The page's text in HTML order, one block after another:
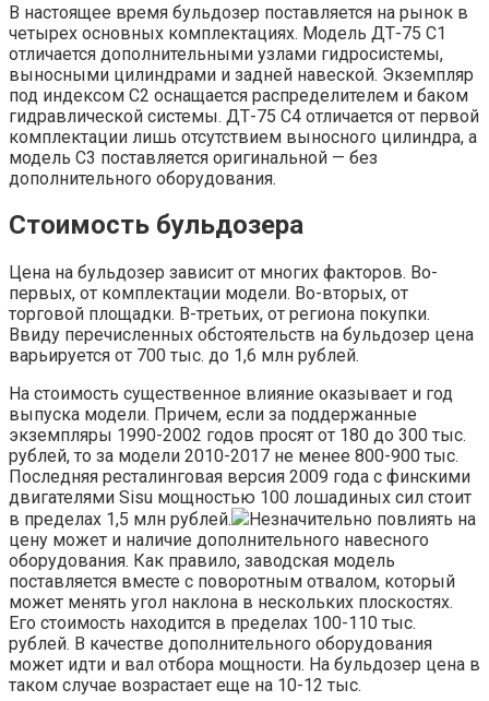
В настоящее время бульдозер поставляется на рынок в
четырех основных комплектациях. Модель ДТ-75 С1
отличается дополнительными узлами гидросистемы,
выносными цилиндрами и задней навеской. Экземпляр
под индексом С2 оснащается распределителем и баком
гидравлической системы. ДТ-75 С4 отличается от первой
комплектации лишь отсутствием выносного цилиндра, а
модель С3 поставляется оригинальной — без
дополнительного оборудования.
Стоимость бульдозера
Цена на бульдозер зависит от многих факторов. Во-
первых, от комплектации модели. Во-вторых, от
торговой площадки. В-третьих, от региона покупки.
Ввиду перечисленных обстоятельств на бульдозер цена
варьируется от 700 тыс. до 1,6 млн рублей.
На стоимость существенное влияние оказывает и год
выпуска модели. Причем, если за поддержанные
экземпляры 1990-2002 годов просят от 180 до 300 тыс.
рублей, то за модели 2010-2017 не менее 800-900 тыс.
Последняя ресталинговая версия 2009 года с финскими
двигателями Sisu мощностью 100 лошадиных сил стоит
в пределах 1,5 млн рублей.
Незначительно повлиять на
цену может и наличие дополнительного навесного
оборудования. Как правило, заводская модель
поставляется вместе с поворотным отвалом, который
может менять угол наклона в нескольких плоскостях.
Его стоимость находится в пределах 100-110 тыс.
рублей. В качестве дополнительного оборудования
может идти и вал отбора мощности. На бульдозер цена в
таком случае возрастает еще на 10-12 тыс.